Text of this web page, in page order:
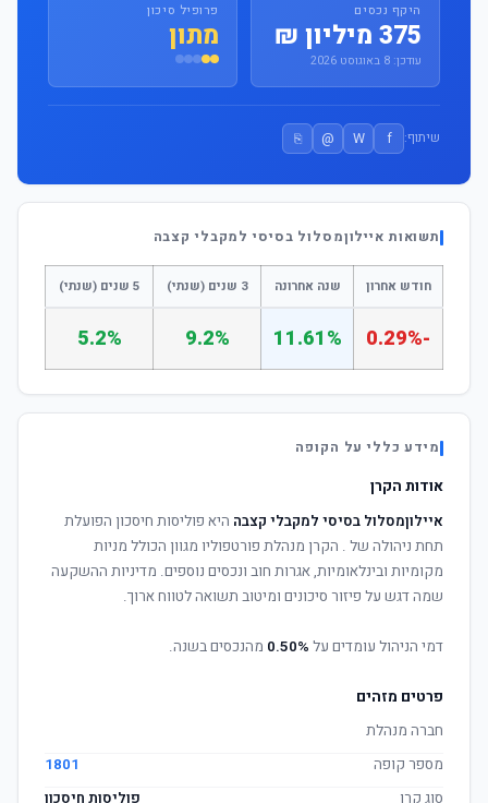
היקף נכסים
375 מיליון ₪
עודכן: 8 באוגוסט 2026
פרופיל סיכון
מתון
שיתוף: f
W
@
⎘
תשואות איילוןמסלול בסיסי למקבלי קצבה
חודש אחרון שנה אחרונה 3 שנים (שנתי) 5 שנים (שנתי)
-0.29%
11.61%
9.2%
5.2%
מידע כללי על הקופה
אודות הקרן
איילוןמסלול בסיסי למקבלי קצבה היא פוליסות חיסכון הפועלת
תחת ניהולה של . הקרן מנהלת פורטפוליו מגוון הכולל מניות
מקומיות ובינלאומיות, אגרות חוב ונכסים נוספים. מדיניות ההשקעה
שמה דגש על פיזור סיכונים ומיטוב תשואה לטווח ארוך.
דמי הניהול עומדים על 0.50% מהנכסים בשנה.
פרטים מזהים
חברה מנהלת
מספר קופה
1801
סוג קרן
פוליסות חיסכון